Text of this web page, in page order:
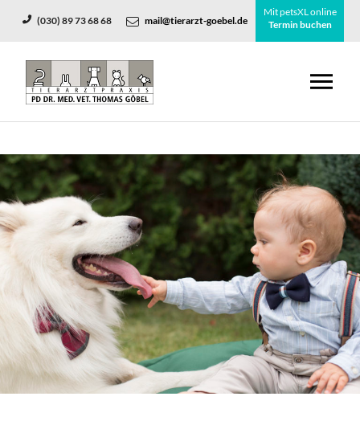
(030) 89 73 68 68 mail@tierarzt-goebel.de
Mit petsXL online
Termin buchen